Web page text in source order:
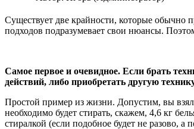
Существует две крайности, которые обычно
подходов подразумевает свои нюансы.
Самое первое и очевидное. Если брать
действий, либо приобретать другую
Простой пример из жизни. Допустим, вы
необходимо будет стирать, скажем, 4,6 кг
стиралкой (если подобное будет не разово, а